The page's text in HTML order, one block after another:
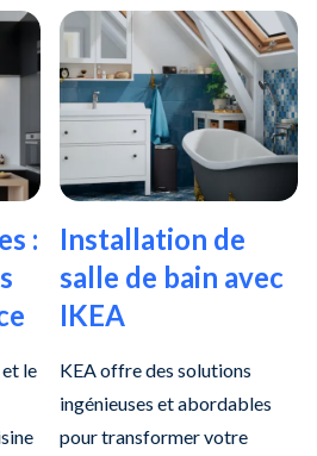
:
le
Installation de
salle de bain avec
IKEA
KEA offre des solutions
ingénieuses et abordables
pour transformer votre